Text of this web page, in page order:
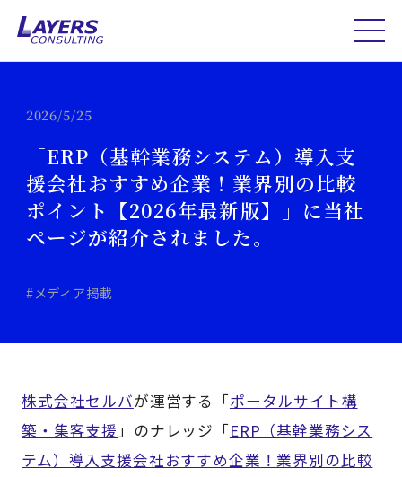
2026/5/25
「ERP（基幹業務システム）導入支
援会社おすすめ企業！業界別の比較
ポイント【2026年最新版】」に当社
ページが紹介されました。
#メディア掲載
株式会社セルバが運営する「ポータルサイト構
築・集客支援」のナレッジ「ERP（基幹業務シス
テム）導入支援会社おすすめ企業！業界別の比較